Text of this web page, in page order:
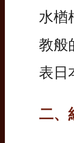
水楢
教般
表日
二、